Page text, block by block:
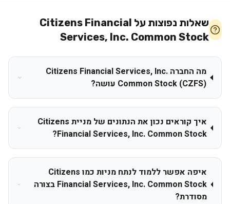
שאלות נפוצות על Citizens Financial
Services, Inc. Common Stock
מה החברה Citizens Financial Services, Inc.
Common Stock (CZFS) עושה?
איך קוראים נכון את הנתונים של מניית Citizens
Financial Services, Inc. Common Stock?
איפה אפשר ללמוד לנתח מניות כמו Citizens
Financial Services, Inc. Common Stock בצורה
מסודרת?